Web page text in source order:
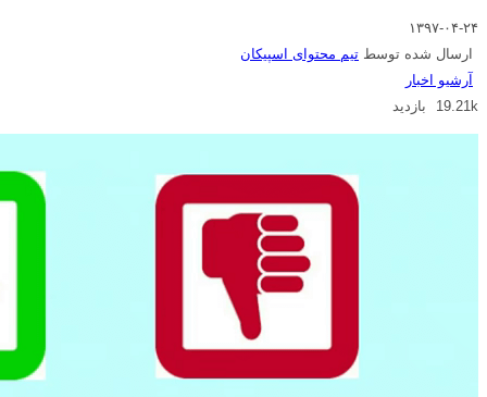
۱۳۹۷-۰۴-۲۴
ارسال شده توسط تیم محتوای اسپیکان
آرشیو اخبار
19.21k بازدید